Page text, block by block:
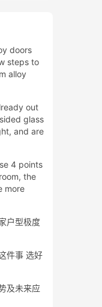
doors
steps to
alloy
out
glass
and are
4 points
the
more
户型极度
件事 选好
及未来应